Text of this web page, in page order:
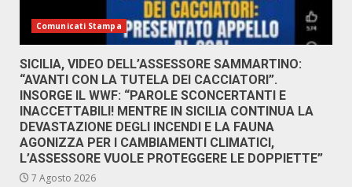
Comunicati Stampa
SICILIA, VIDEO DELL’ASSESSORE SAMMARTINO:
“AVANTI CON LA TUTELA DEI CACCIATORI”.
INSORGE IL WWF: “PAROLE SCONCERTANTI E
INACCETTABILI! MENTRE IN SICILIA CONTINUA LA
DEVASTAZIONE DEGLI INCENDI E LA FAUNA
AGONIZZA PER I CAMBIAMENTI CLIMATICI,
L’ASSESSORE VUOLE PROTEGGERE LE DOPPIETTE”
7 Agosto 2026